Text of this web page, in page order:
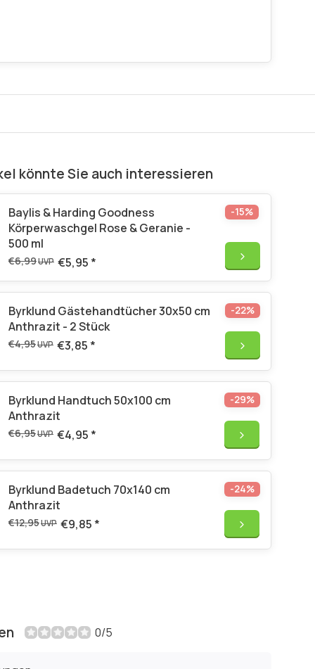
könnte Sie auch interessieren
Baylis & Harding Goodness
Körperwaschgel Rose & Geranie -
500 ml
€6,99UVP €5,95 *
-15%
Byrklund Gästehandtücher 30x50 cm
Anthrazit - 2 Stück
€4,95UVP €3,85 *
-22%
Byrklund Handtuch 50x100 cm
Anthrazit
€6,95UVP €4,95 *
-29%
Byrklund Badetuch 70x140 cm
Anthrazit
€12,95UVP €9,85 *
-24%
0/5